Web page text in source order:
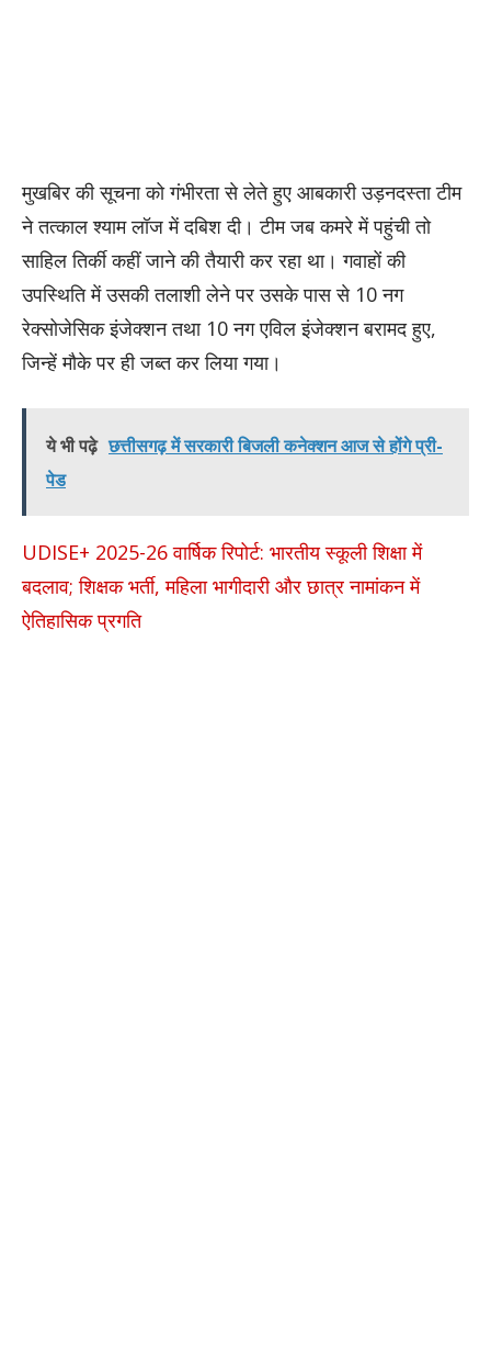
मुखबिर की सूचना को गंभीरता से लेते हुए आबकारी उड़नदस्ता टीम
ने तत्काल श्याम लॉज में दबिश दी। टीम जब कमरे में पहुंची तो
साहिल तिर्की कहीं जाने की तैयारी कर रहा था। गवाहों की
उपस्थिति में उसकी तलाशी लेने पर उसके पास से 10 नग
रेक्सोजेसिक इंजेक्शन तथा 10 नग एविल इंजेक्शन बरामद हुए,
जिन्हें मौके पर ही जब्त कर लिया गया।
ये भी पढ़े छत्तीसगढ़ में सरकारी बिजली कनेक्शन आज से होंगे प्री-
पेड
UDISE+ 2025-26 वार्षिक रिपोर्ट: भारतीय स्कूली शिक्षा में
बदलाव; शिक्षक भर्ती, महिला भागीदारी और छात्र नामांकन में
ऐतिहासिक प्रगति